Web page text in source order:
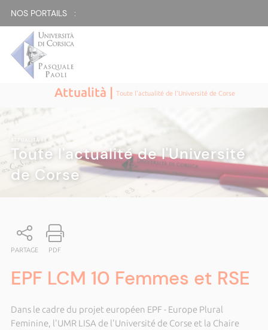
NOS PORTAILS :
Attualità |Toute l'actualité de l'Université de Corse
ATTUALITÀ|
Toute l'actualité de l'Université
de Corse
PARTAGE PDF
EPF LCM 10 Femmes et RSE
Dans le cadre du projet européen EPF - Europe Plural
Feminine, l'UMR LISA de l'Université de Corse et la Chaire